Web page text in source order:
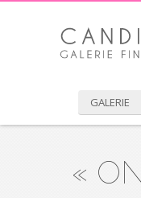
GALERIE
«